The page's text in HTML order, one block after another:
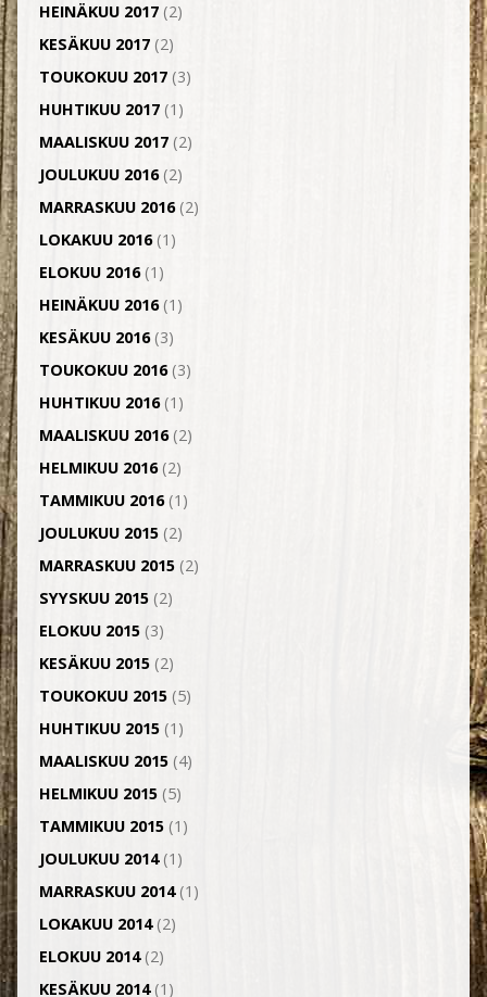
HEINÄKUU 2017(2)
KESÄKUU 2017(2)
TOUKOKUU 2017(3)
HUHTIKUU 2017(1)
MAALISKUU 2017(2)
JOULUKUU 2016(2)
MARRASKUU 2016(2)
LOKAKUU 2016(1)
ELOKUU 2016(1)
HEINÄKUU 2016(1)
KESÄKUU 2016(3)
TOUKOKUU 2016(3)
HUHTIKUU 2016(1)
MAALISKUU 2016(2)
HELMIKUU 2016(2)
TAMMIKUU 2016(1)
JOULUKUU 2015(2)
MARRASKUU 2015(2)
SYYSKUU 2015(2)
ELOKUU 2015(3)
KESÄKUU 2015(2)
TOUKOKUU 2015(5)
HUHTIKUU 2015(1)
MAALISKUU 2015(4)
HELMIKUU 2015(5)
TAMMIKUU 2015(1)
JOULUKUU 2014(1)
MARRASKUU 2014(1)
LOKAKUU 2014(2)
ELOKUU 2014(2)
KESÄKUU 2014(1)